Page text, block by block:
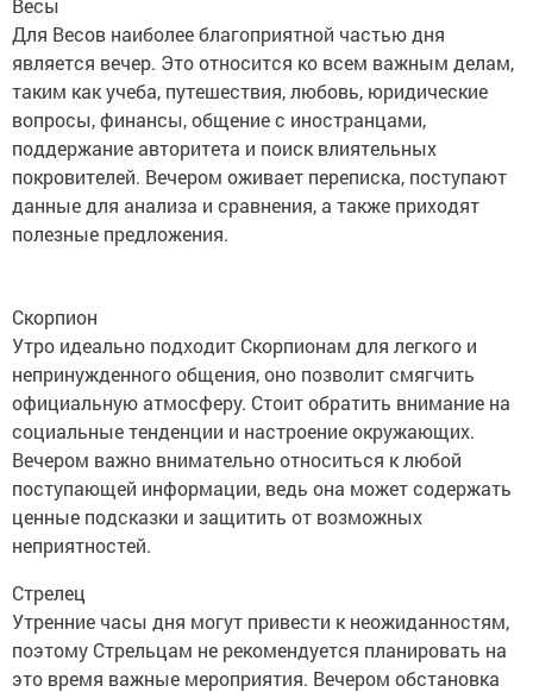
Весы
Для Весов наиболее благоприятной частью дня
является вечер. Это относится ко всем важным делам,
таким как учеба, путешествия, любовь, юридические
вопросы, финансы, общение с иностранцами,
поддержание авторитета и поиск влиятельных
покровителей. Вечером оживает переписка, поступают
данные для анализа и сравнения, а также приходят
полезные предложения.
Скорпион
Утро идеально подходит Скорпионам для легкого и
непринужденного общения, оно позволит смягчить
официальную атмосферу. Стоит обратить внимание на
социальные тенденции и настроение окружающих.
Вечером важно внимательно относиться к любой
поступающей информации, ведь она может содержать
ценные подсказки и защитить от возможных
неприятностей.
Стрелец
Утренние часы дня могут привести к неожиданностям,
поэтому Стрельцам не рекомендуется планировать на
это время важные мероприятия. Вечером обстановка